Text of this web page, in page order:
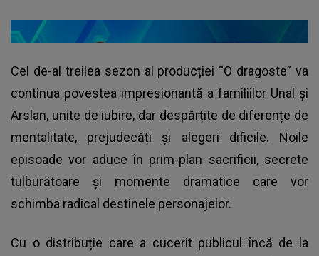
Cel de-al treilea sezon al producției “O dragoste” va
continua povestea impresionantă a familiilor Unal și
Arslan, unite de iubire, dar despărțite de diferențe de
mentalitate, prejudecăți și alegeri dificile. Noile
episoade vor aduce în prim-plan sacrificii, secrete
tulburătoare și momente dramatice care vor
schimba radical destinele personajelor.
Cu o distribuție care a cucerit publicul încă de la